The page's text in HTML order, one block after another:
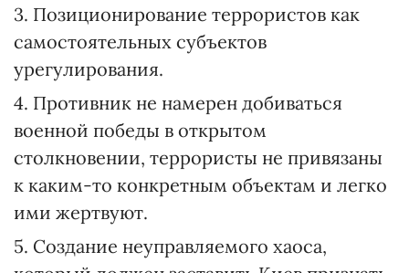
3. Позиционирование террористов как
самостоятельных субъектов
урегулирования.
4. Противник не намерен добиваться
военной победы в открытом
столкновении, террористы не привязаны
к каким-то конкретным объектам и легко
ими жертвуют.
5. Создание неуправляемого хаоса,